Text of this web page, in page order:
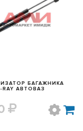
ПРОСМОТР
БАГАЖНИКА
RAY АВТОВАЗ